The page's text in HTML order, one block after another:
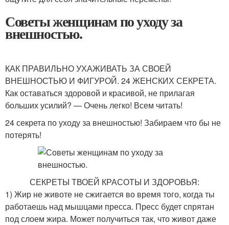
Советы женщинам по уходу за
внешностью.
КАК ПРАВИЛЬНО УХАЖИВАТЬ ЗА СВОЕЙ
ВНЕШНОСТЬЮ И ФИГУРОЙ. 24 ЖЕНСКИХ СЕКРЕТА.
Как оставаться здоровой и красивой, не прилагая
больших усилий? — Очень легко! Всем читать!
24 секрета по уходу за внешностью! Забираем что бы не
потерять!
СЕКРЕТЫ ТВОЕЙ КРАСОТЫ И ЗДОРОВЬЯ:
1) Жир не животе не сжигается во время того, когда ты
работаешь над мышцами пресса. Пресс будет спрятан
под слоем жира. Может получиться так, что живот даже